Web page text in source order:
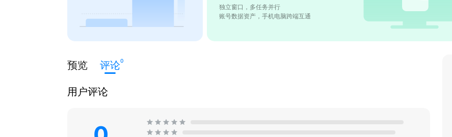
独立窗口，多任务并行
账号数据资产，手机电脑跨端互通
预览 评论0
用户评论